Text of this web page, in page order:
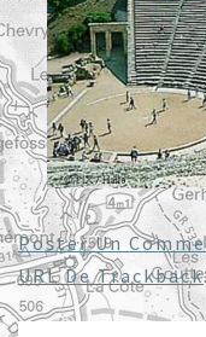
Poster Un
URL De Trackback